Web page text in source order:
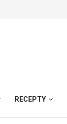
RECEPTY